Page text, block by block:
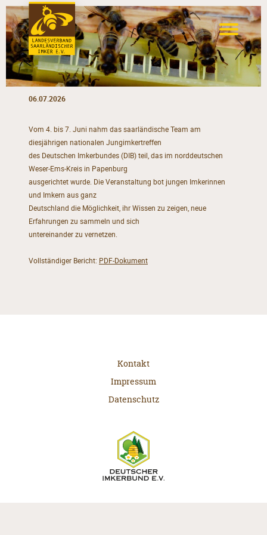
06.07.2026
Vom 4. bis 7. Juni nahm das saarländische Team am
diesjährigen nationalen Jungimkertreffen
des Deutschen Imkerbundes (DIB) teil, das im norddeutschen
Weser‑Ems‑Kreis in Papenburg
ausgerichtet wurde. Die Veranstaltung bot jungen Imkerinnen
und Imkern aus ganz
Deutschland die Möglichkeit, ihr Wissen zu zeigen, neue
Erfahrungen zu sammeln und sich
untereinander zu vernetzen.
Vollständiger Bericht: PDF-Dokument
Kontakt
Impressum
Datenschutz